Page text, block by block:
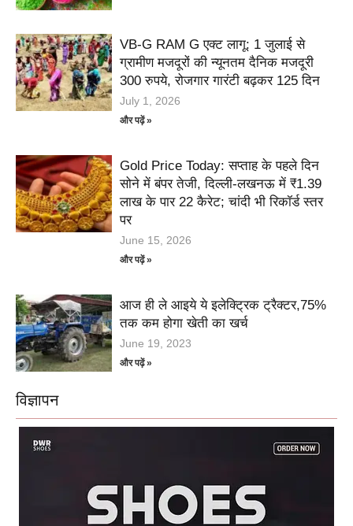
VB-G RAM G एक्ट लागू: 1 जुलाई से
ग्रामीण मजदूरों की न्यूनतम दैनिक मजदूरी
300 रुपये, रोजगार गारंटी बढ़कर 125 दिन
July 1, 2026
और पढ़ें »
Gold Price Today: सप्ताह के पहले दिन
सोने में बंपर तेजी, दिल्ली-लखनऊ में ₹1.39
लाख के पार 22 कैरेट; चांदी भी रिकॉर्ड स्तर
पर
June 15, 2026
और पढ़ें »
आज ही ले आइये ये इलेक्ट्रिक ट्रैक्टर,75%
तक कम होगा खेती का खर्च
June 19, 2023
और पढ़ें »
विज्ञापन